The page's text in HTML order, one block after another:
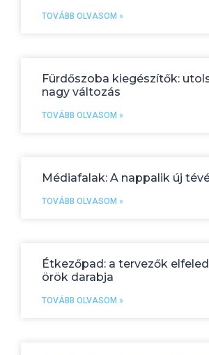
TOVÁBB OLVASOM »
Fürdőszoba kiegészítők:
nagy változás
TOVÁBB OLVASOM »
Médiafalak: A nappalik új
TOVÁBB OLVASOM »
Étkezőpad: a tervezők
örök darabja
TOVÁBB OLVASOM »